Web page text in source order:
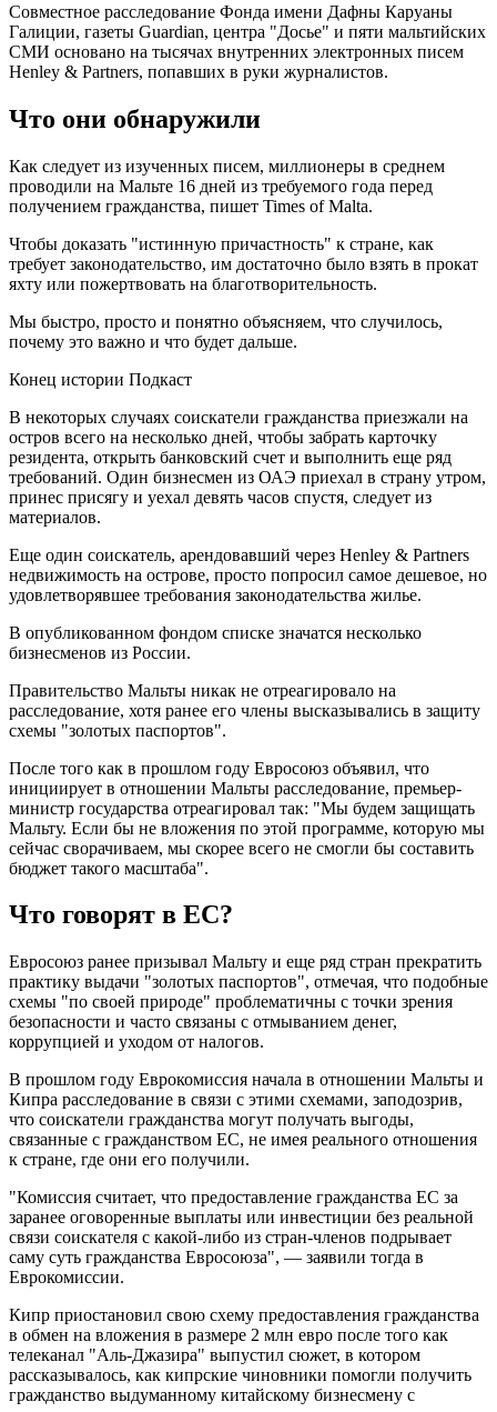
Совместное расследование Фонда имени Дафны Каруаны
Галиции, газеты Guardian, центра "Досье" и пяти мальтийских
СМИ основано на тысячах внутренних электронных писем
Henley & Partners, попавших в руки журналистов.
Что они обнаружили
Как следует из изученных писем, миллионеры в среднем
проводили на Мальте 16 дней из требуемого года перед
получением гражданства, пишет Times of Malta.
Чтобы доказать "истинную причастность" к стране, как
требует законодательство, им достаточно было взять в прокат
яхту или пожертвовать на благотворительность.
Мы быстро, просто и понятно объясняем, что случилось,
почему это важно и что будет дальше.
Конец истории Подкаст
В некоторых случаях соискатели гражданства приезжали на
остров всего на несколько дней, чтобы забрать карточку
резидента, открыть банковский счет и выполнить еще ряд
требований. Один бизнесмен из ОАЭ приехал в страну утром,
принес присягу и уехал девять часов спустя, следует из
материалов.
Еще один соискатель, арендовавший через Henley & Partners
недвижимость на острове, просто попросил самое дешевое, но
удовлетворявшее требования законодательства жилье.
В опубликованном фондом списке значатся несколько
бизнесменов из России.
Правительство Мальты никак не отреагировало на
расследование, хотя ранее его члены высказывались в защиту
схемы "золотых паспортов".
После того как в прошлом году Евросоюз объявил, что
инициирует в отношении Мальты расследование, премьер-
министр государства отреагировал так: "Мы будем защищать
Мальту. Если бы не вложения по этой программе, которую мы
сейчас сворачиваем, мы скорее всего не смогли бы составить
бюджет такого масштаба".
Что говорят в ЕС?
Евросоюз ранее призывал Мальту и еще ряд стран прекратить
практику выдачи "золотых паспортов", отмечая, что подобные
схемы "по своей природе" проблематичны с точки зрения
безопасности и часто связаны с отмыванием денег,
коррупцией и уходом от налогов.
В прошлом году Еврокомиссия начала в отношении Мальты и
Кипра расследование в связи с этими схемами, заподозрив,
что соискатели гражданства могут получать выгоды,
связанные с гражданством ЕС, не имея реального отношения
к стране, где они его получили.
"Комиссия считает, что предоставление гражданства ЕС за
заранее оговоренные выплаты или инвестиции без реальной
связи соискателя с какой-либо из стран-членов подрывает
саму суть гражданства Евросоюза", — заявили тогда в
Еврокомиссии.
Кипр приостановил свою схему предоставления гражданства
в обмен на вложения в размере 2 млн евро после того как
телеканал "Аль-Джазира" выпустил сюжет, в котором
рассказывалось, как кипрские чиновники помогли получить
гражданство выдуманному китайскому бизнесмену с